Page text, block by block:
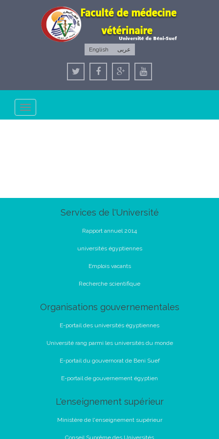
English عربى
Toggle
navigation
Services de l'Université
Rapport annuel 2014
universités égyptiennes
Emplois vacants
Recherche scientifique
Organisations gouvernementales
E-portail des universités égyptiennes
Université rang parmi les universités du monde
E-portail du gouvernorat de Beni Suef
E-portail de gouvernement égyptien
L'enseignement supérieur
Ministère de l'enseignement supérieur
Conseil Suprême des Universités